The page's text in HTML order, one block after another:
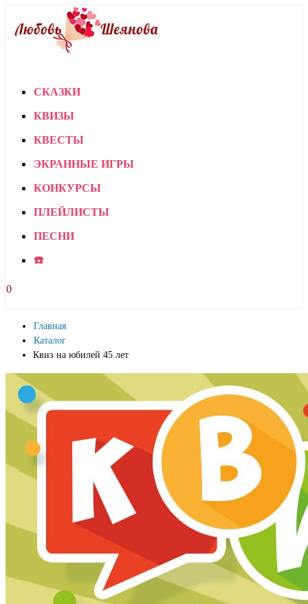
СКАЗКИ
КВИЗЫ
КВЕСТЫ
ЭКРАННЫЕ ИГРЫ
КОНКУРСЫ
ПЛЕЙЛИСТЫ
ПЕСНИ
☎️
0
Главная
Каталог
Квиз на юбилей 45 лет